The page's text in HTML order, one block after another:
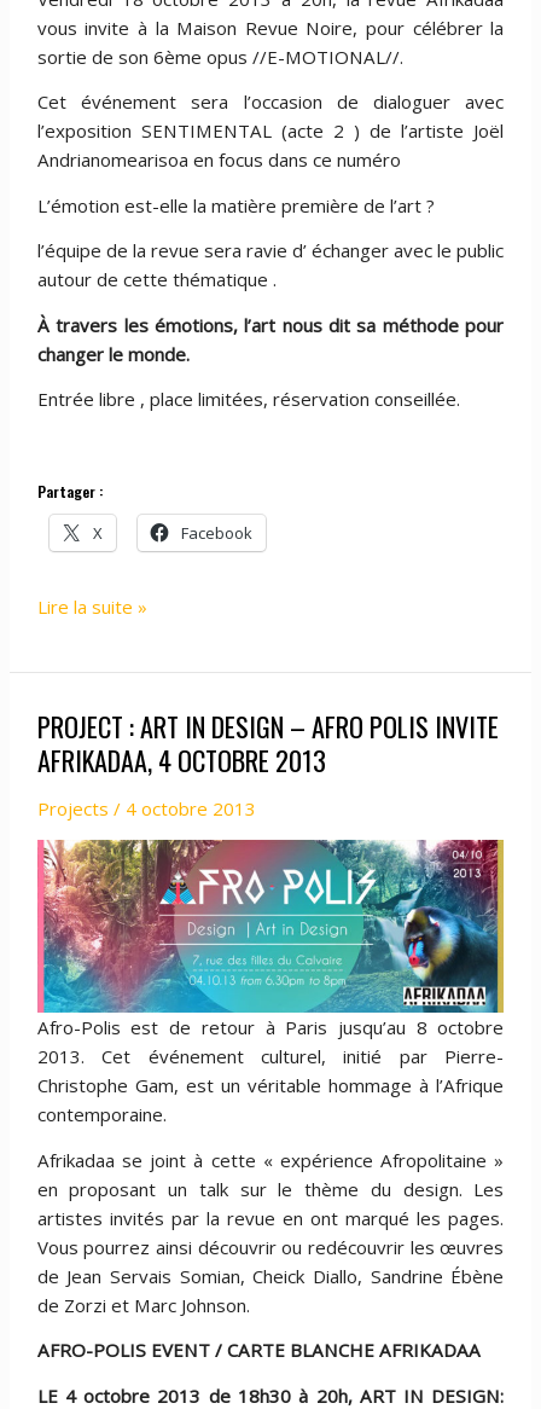
vous invite à la Maison Revue Noire, pour célébrer la
sortie de son 6ème opus //E-MOTIONAL//.
Cet événement sera l’occasion de dialoguer avec
l’exposition SENTIMENTAL (acte 2 ) de l’artiste Joël
Andrianomearisoa en focus dans ce numéro
L’émotion est-elle la matière première de l’art ?
l’équipe de la revue sera ravie d’ échanger avec le public
autour de cette thématique .
À travers les émotions, l’art nous dit sa méthode pour
changer le monde.
Entrée libre , place limitées, réservation conseillée.
Partager :
X Facebook
PROJECT
UN
ACTE
ÉDITORIAL
LIVE
@
MAISON
REVUE
NOIRE,
18
OCTOBRE
2013
Lire la suite »
PROJECT : ART IN DESIGN – AFRO POLIS INVITE
AFRIKADAA, 4 OCTOBRE 2013
Projects / 4 octobre 2013
Afro-Polis est de retour à Paris jusqu’au 8 octobre
2013. Cet événement culturel, initié par Pierre-
Christophe Gam, est un véritable hommage à l’Afrique
contemporaine.
Afrikadaa se joint à cette « expérience Afropolitaine »
en proposant un talk sur le thème du design. Les
artistes invités par la revue en ont marqué les pages.
Vous pourrez ainsi découvrir ou redécouvrir les œuvres
de Jean Servais Somian, Cheick Diallo, Sandrine Ébène
de Zorzi et Marc Johnson.
AFRO-POLIS EVENT / CARTE BLANCHE AFRIKADAA
LE 4 octobre 2013 de 18h30 à 20h, ART IN DESIGN: